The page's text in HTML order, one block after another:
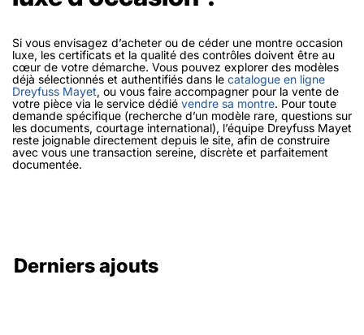
Si vous envisagez d’acheter ou de céder une montre occasion
luxe, les certificats et la qualité des contrôles doivent être au
cœur de votre démarche. Vous pouvez explorer des modèles
déjà sélectionnés et authentifiés dans le catalogue en ligne
Dreyfuss Mayet, ou vous faire accompagner pour la vente de
votre pièce via le service dédié vendre sa montre. Pour toute
demande spécifique (recherche d’un modèle rare, questions sur
les documents, courtage international), l’équipe Dreyfuss Mayet
reste joignable directement depuis le site, afin de construire
avec vous une transaction sereine, discrète et parfaitement
documentée.
Derniers ajouts